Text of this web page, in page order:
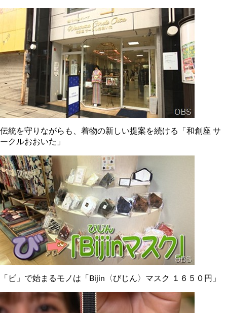
伝統を守りながらも、着物の新しい提案を続ける「和創座 サ
ークルおおいた」
「ビ」で始まるモノは「Bijin〈びじん〉マスク １６５０円」